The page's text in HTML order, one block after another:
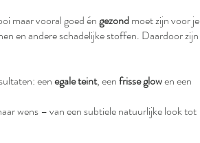
maar vooral goed éngezondmoet zijn voor je
en andere schadelijke stoffen. Daardoor zijn
eenegale teint, eenfrisse glowen een
wens – van een subtiele natuurlijke look tot